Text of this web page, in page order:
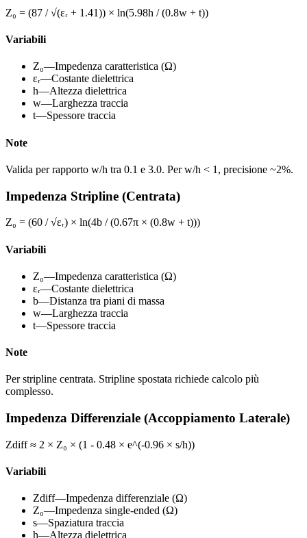
Z₀ = (87 / √(εᵣ + 1.41)) × ln(5.98h / (0.8w + t))
Variabili
Z₀—Impedenza caratteristica (Ω)
εᵣ—Costante dielettrica
h—Altezza dielettrica
w—Larghezza traccia
t—Spessore traccia
Note
Valida per rapporto w/h tra 0.1 e 3.0. Per w/h < 1, precisione ~2%.
Impedenza Stripline (Centrata)
Z₀ = (60 / √εᵣ) × ln(4b / (0.67π × (0.8w + t)))
Variabili
Z₀—Impedenza caratteristica (Ω)
εᵣ—Costante dielettrica
b—Distanza tra piani di massa
w—Larghezza traccia
t—Spessore traccia
Note
Per stripline centrata. Stripline spostata richiede calcolo più
complesso.
Impedenza Differenziale (Accoppiamento Laterale)
Zdiff ≈ 2 × Z₀ × (1 - 0.48 × e^(-0.96 × s/h))
Variabili
Zdiff—Impedenza differenziale (Ω)
Z₀—Impedenza single-ended (Ω)
s—Spaziatura traccia
h—Altezza dielettrica